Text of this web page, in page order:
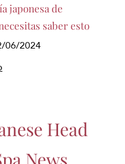
japonesa de
saber esto
06/2024
Head
News